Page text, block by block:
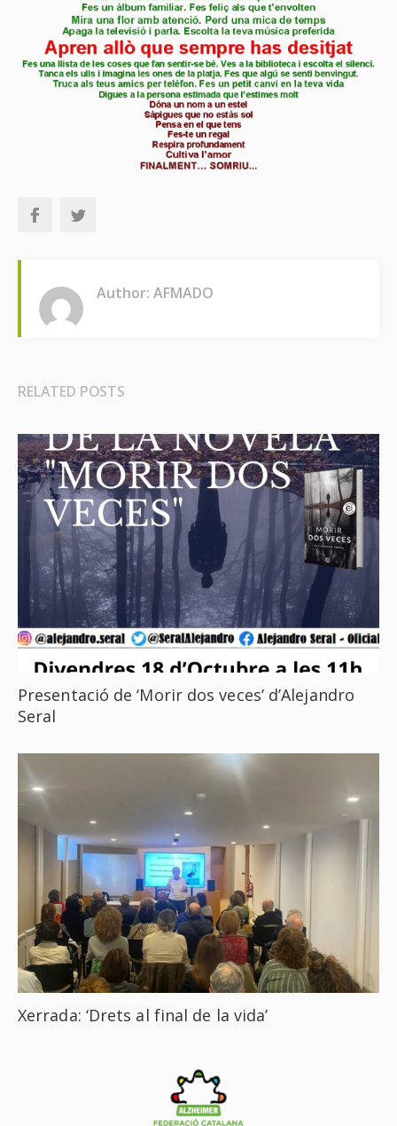
Author: AFMADO
RELATED POSTS
Presentació de ‘Morir dos veces’ d’Alejandro
Seral
Xerrada: ‘Drets al final de la vida’